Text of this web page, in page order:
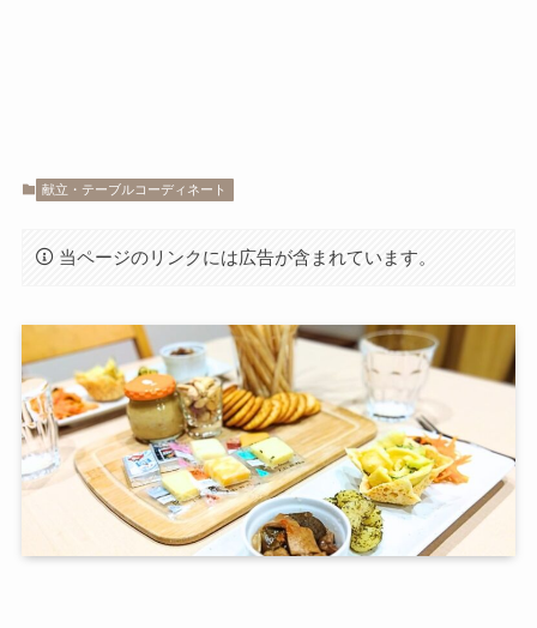
献立・テーブルコーディネート
当ページのリンクには広告が含まれています。